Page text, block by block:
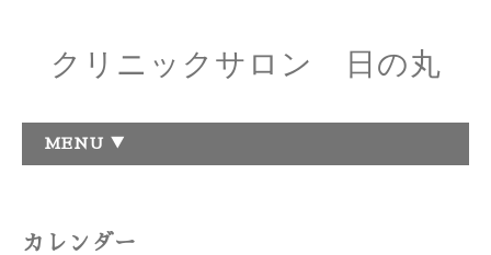
クリニックサロン 日の丸
MENU ▼
カレンダー